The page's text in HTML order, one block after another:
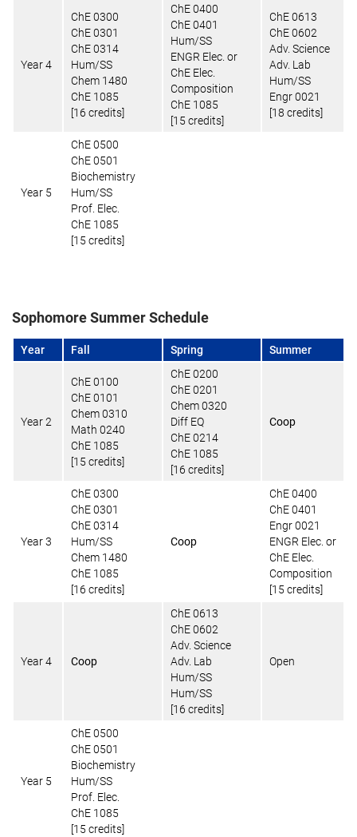
Year 4
ChE 0300
ChE 0301
ChE 0314
Hum/SS
Chem 1480
ChE 1085
[16 credits]
ChE 0400
ChE 0401
Hum/SS
ENGR Elec. or
ChE Elec.
Composition
ChE 1085
[15 credits]
ChE 0613
ChE 0602
Adv. Science
Adv. Lab
Hum/SS
Engr 0021
[18 credits]
Year 5
ChE 0500
ChE 0501
Biochemistry
Hum/SS
Prof. Elec.
ChE 1085
[15 credits]
Sophomore Summer Schedule
Year Fall Spring Summer
Year 2
ChE 0100
ChE 0101
Chem 0310
Math 0240
ChE 1085
[15 credits]
ChE 0200
ChE 0201
Chem 0320
Diff EQ
ChE 0214
ChE 1085
[16 credits]
Coop
Year 3
ChE 0300
ChE 0301
ChE 0314
Hum/SS
Chem 1480
ChE 1085
[16 credits]
Coop
ChE 0400
ChE 0401
Engr 0021
ENGR Elec. or
ChE Elec.
Composition
[15 credits]
Year 4 Coop
ChE 0613
ChE 0602
Adv. Science
Adv. Lab
Hum/SS
Hum/SS
[16 credits]
Open
Year 5
ChE 0500
ChE 0501
Biochemistry
Hum/SS
Prof. Elec.
ChE 1085
[15 credits]